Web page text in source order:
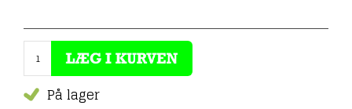
På lager